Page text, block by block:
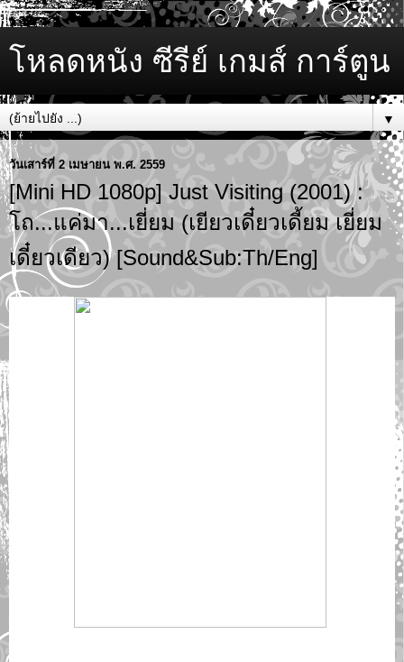
โหลดหนัง ซีรีย์ เกมส์ การ์ตูน
▼
วันเสาร์ที่ 2 เมษายน พ.ศ. 2559
[Mini HD 1080p] Just Visiting (2001) :
โถ...แค่มา...เยี่ยม (เยียวเดี๋ยวเดี้ยม เยี่ยม
เดี๋ยวเดียว) [Sound&Sub:Th/Eng]